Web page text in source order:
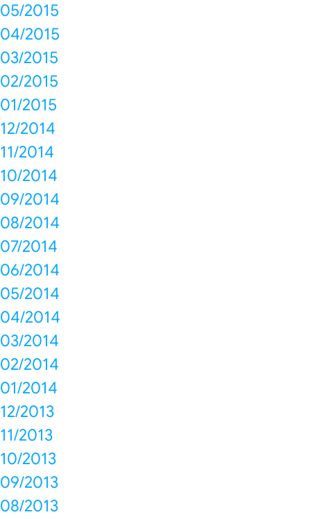
05/2015
04/2015
03/2015
02/2015
01/2015
12/2014
11/2014
10/2014
09/2014
08/2014
07/2014
06/2014
05/2014
04/2014
03/2014
02/2014
01/2014
12/2013
11/2013
10/2013
09/2013
08/2013